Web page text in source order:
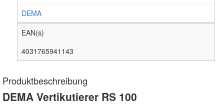
DEMA
EAN(s)
4031765941143
Produktbeschreibung
DEMA Vertikutierer RS 100